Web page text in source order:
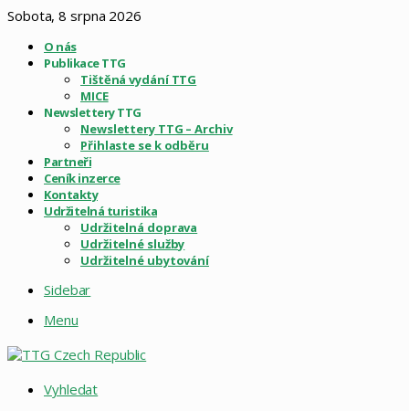
Sobota, 8 srpna 2026
O nás
Publikace TTG
Tištěná vydání TTG
MICE
Newslettery TTG
Newslettery TTG – Archiv
Přihlaste se k odběru
Partneři
Ceník inzerce
Kontakty
Udržitelná turistika
Udržitelná doprava
Udržitelné služby
Udržitelné ubytování
Sidebar
Menu
Vyhledat